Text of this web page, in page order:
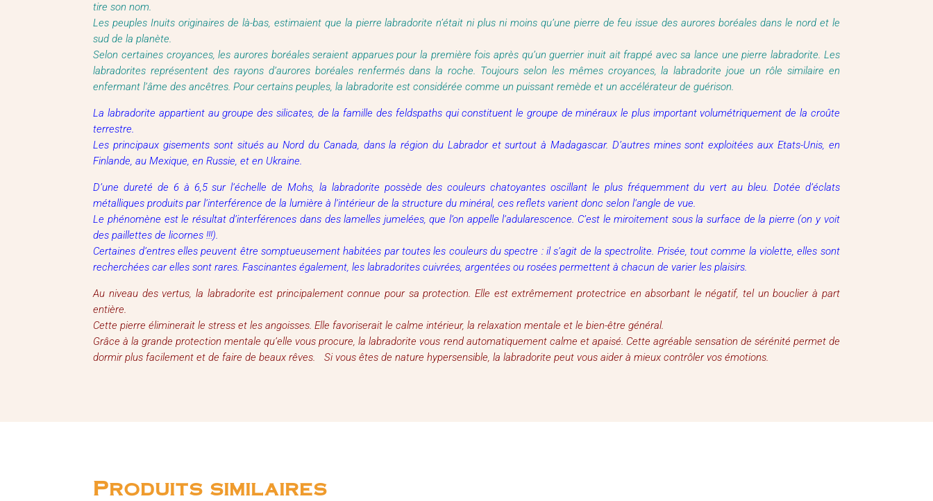
tire son nom.
Les peuples Inuits originaires de là-bas, estimaient que la pierre labradorite n’était ni plus ni moins qu’une pierre de feu issue des aurores boréales dans le nord et le
sud de la planète.
Selon certaines croyances, les aurores boréales seraient apparues pour la première fois après qu’un guerrier inuit ait frappé avec sa lance une pierre labradorite. Les
labradorites représentent des rayons d’aurores boréales renfermés dans la roche. Toujours selon les mêmes croyances, la labradorite joue un rôle similaire en
enfermant l’âme des ancêtres. Pour certains peuples, la labradorite est considérée comme un puissant remède et un accélérateur de guérison.
La labradorite appartient au groupe des silicates, de la famille des feldspaths qui constituent le groupe de minéraux le plus important volumétriquement de la croûte
terrestre.
Les principaux gisements sont situés au Nord du Canada, dans la région du Labrador et surtout à Madagascar. D’autres mines sont exploitées aux Etats-Unis, en
Finlande, au Mexique, en Russie, et en Ukraine.
D’une dureté de 6 à 6,5 sur l’échelle de Mohs, la labradorite possède des couleurs chatoyantes oscillant le plus fréquemment du vert au bleu. Dotée d’éclats
métalliques produits par l’interférence de la lumière à l’intérieur de la structure du minéral, ces reflets varient donc selon l’angle de vue.
Le phénomène est le résultat d’interférences dans des lamelles jumelées, que l’on appelle l’adularescence. C’est le miroitement sous la surface de la pierre (on y voit
des paillettes de licornes !!!).
Certaines d’entres elles peuvent être somptueusement habitées par toutes les couleurs du spectre : il s’agit de la spectrolite. Prisée, tout comme la violette, elles sont
recherchées car elles sont rares. Fascinantes également, les labradorites cuivrées, argentées ou rosées permettent à chacun de varier les plaisirs.
Au niveau des vertus, la labradorite est principalement connue pour sa protection. Elle est extrêmement protectrice en absorbant le négatif, tel un bouclier à part
entière.
Cette pierre éliminerait le stress et les angoisses. Elle favoriserait le calme intérieur, la relaxation mentale et le bien-être général.
Grâce à la grande protection mentale qu’elle vous procure, la labradorite vous rend automatiquement calme et apaisé. Cette agréable sensation de sérénité permet de
dormir plus facilement et de faire de beaux rêves. Si vous êtes de nature hypersensible, la labradorite peut vous aider à mieux contrôler vos émotions.
Produits similaires